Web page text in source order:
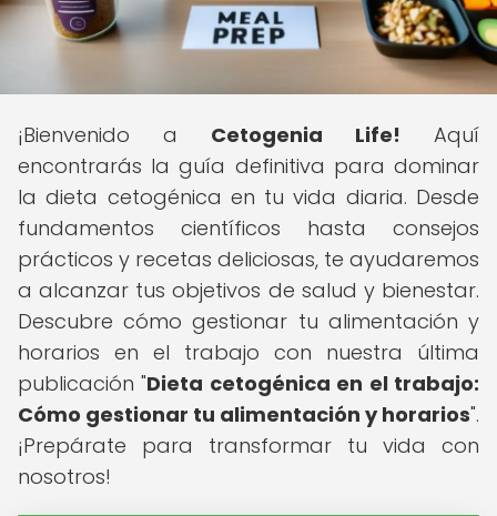
¡Bienvenido a Cetogenia Life! Aquí
encontrarás la guía definitiva para dominar
la dieta cetogénica en tu vida diaria. Desde
fundamentos científicos hasta consejos
prácticos y recetas deliciosas, te ayudaremos
a alcanzar tus objetivos de salud y bienestar.
Descubre cómo gestionar tu alimentación y
horarios en el trabajo con nuestra última
publicación "Dieta cetogénica en el trabajo:
Cómo gestionar tu alimentación y horarios".
¡Prepárate para transformar tu vida con
nosotros!